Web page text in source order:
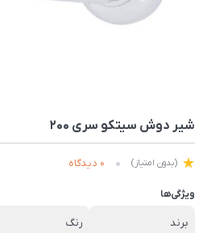
شیر دوش سیتکو سری 200
(بدون امتیاز) 0 دیدگاه
ویژگی‌ها
برند
رنگ